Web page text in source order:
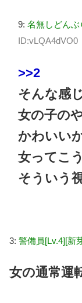
9: 名無しどんぶ
ID:vLQA4dVO0
>>2
そんな感じ
女の子の
かわいい
女ってこ
そういう
3: 警備員[Lv.4][新
女の通常運